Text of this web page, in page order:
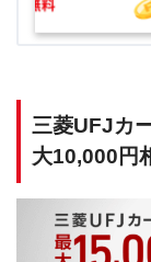
三菱UFJカ
大10,000円